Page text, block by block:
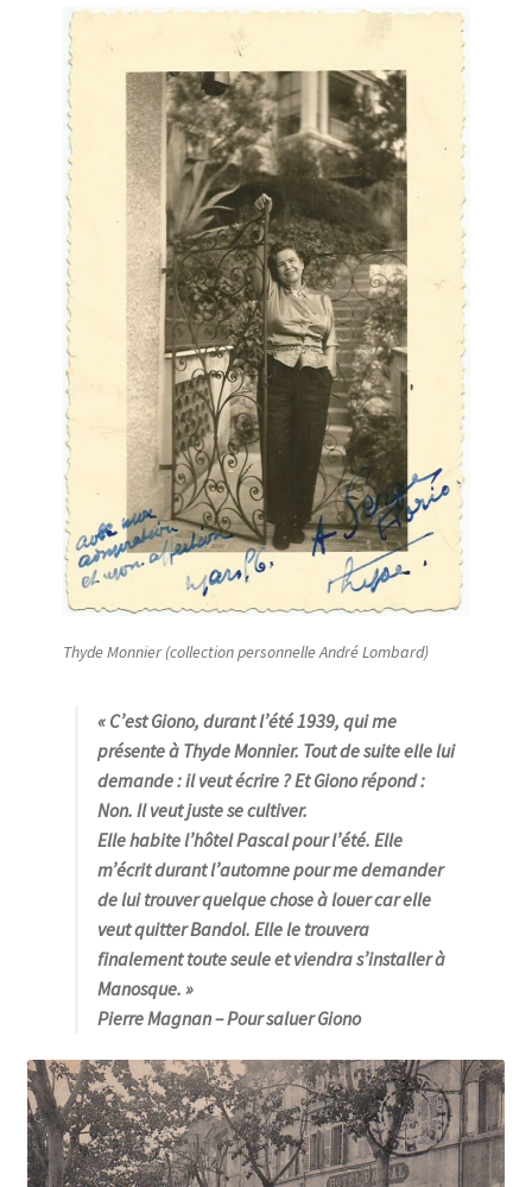
Thyde Monnier (collection personnelle André Lombard)
« C’est Giono, durant l’été 1939, qui me
présente à Thyde Monnier. Tout de suite elle lui
demande : il veut écrire ? Et Giono répond :
Non. Il veut juste se cultiver.
Elle habite l’hôtel Pascal pour l’été. Elle
m’écrit durant l’automne pour me demander
de lui trouver quelque chose à louer car elle
veut quitter Bandol. Elle le trouvera
finalement toute seule et viendra s’installer à
Manosque. »
Pierre Magnan– Pour saluer Giono